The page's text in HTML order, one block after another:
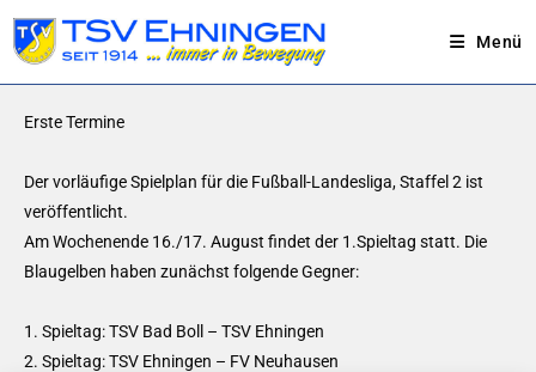
Menü
Erste Termine
Der vorläufige Spielplan für die Fußball-Landesliga, Staffel 2 ist
veröffentlicht.
Am Wochenende 16./17. August findet der 1.Spieltag statt. Die
Blaugelben haben zunächst folgende Gegner:
1. Spieltag: TSV Bad Boll – TSV Ehningen
2. Spieltag: TSV Ehningen – FV Neuhausen